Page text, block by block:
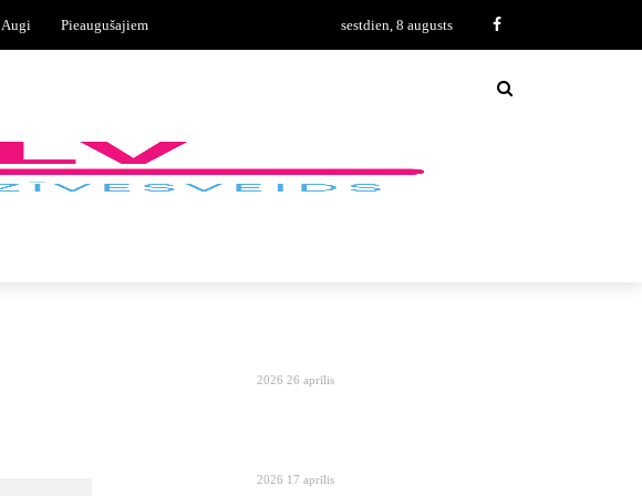
Augi Pieaugušajiem sestdien, 8 augusts
2026 26 aprīlis
2026 17 aprīlis